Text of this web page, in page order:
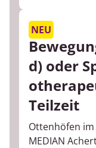
NEU
d) oder
Teilzeit
Ottenhöfen im
MEDIAN